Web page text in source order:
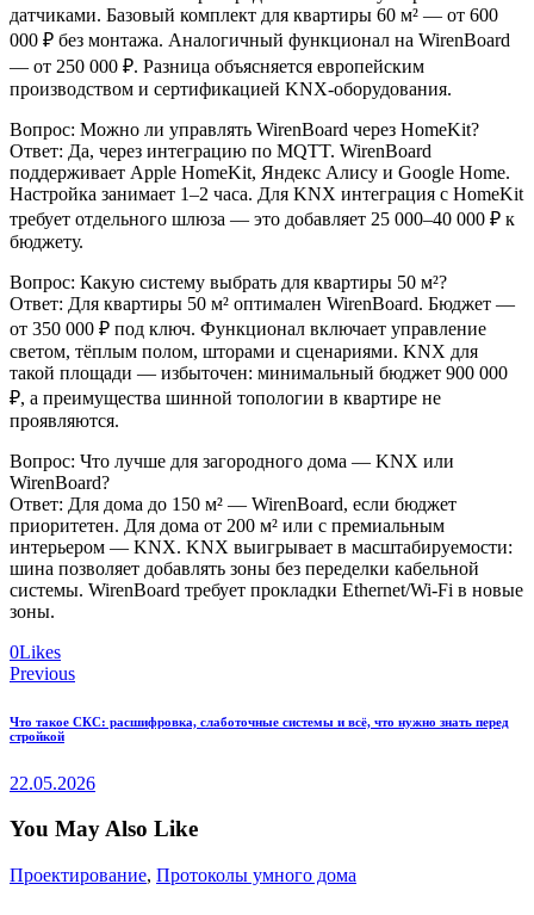
датчиками. Базовый комплект для квартиры 60 м² — от 600
000 ₽ без монтажа. Аналогичный функционал на WirenBoard
— от 250 000 ₽. Разница объясняется европейским
производством и сертификацией KNX-оборудования.
Вопрос: Можно ли управлять WirenBoard через HomeKit?
Ответ: Да, через интеграцию по MQTT. WirenBoard
поддерживает Apple HomeKit, Яндекс Алису и Google Home.
Настройка занимает 1–2 часа. Для KNX интеграция с HomeKit
требует отдельного шлюза — это добавляет 25 000–40 000 ₽ к
бюджету.
Вопрос: Какую систему выбрать для квартиры 50 м²?
Ответ: Для квартиры 50 м² оптимален WirenBoard. Бюджет —
от 350 000 ₽ под ключ. Функционал включает управление
светом, тёплым полом, шторами и сценариями. KNX для
такой площади — избыточен: минимальный бюджет 900 000
₽, а преимущества шинной топологии в квартире не
проявляются.
Вопрос: Что лучше для загородного дома — KNX или
WirenBoard?
Ответ: Для дома до 150 м² — WirenBoard, если бюджет
приоритетен. Для дома от 200 м² или с премиальным
интерьером — KNX. KNX выигрывает в масштабируемости:
шина позволяет добавлять зоны без переделки кабельной
системы. WirenBoard требует прокладки Ethernet/Wi-Fi в новые
зоны.
0Likes
Навигация
по
записям
Previous
Что такое СКС: расшифровка, слаботочные системы и всё, что нужно знать перед
стройкой
22.05.2026
You May Also Like
Проектирование, Протоколы умного дома